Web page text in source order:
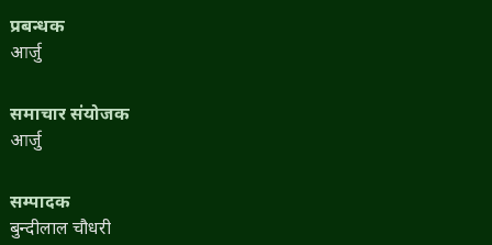
प्रबन्धक
आर्जु
समाचार संयोजक
आर्जु
सम्पादक
बुन्दीलाल चौधरी